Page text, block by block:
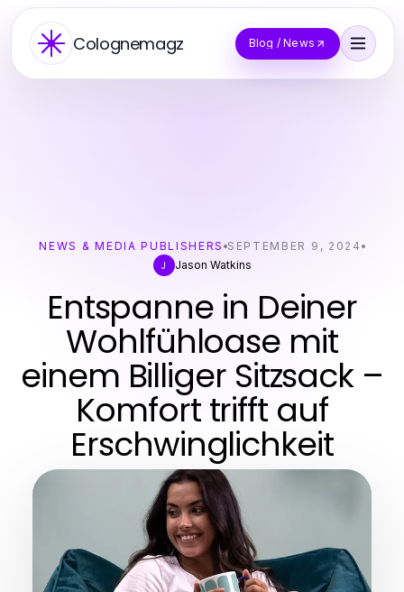
Colognemagz Blog / News
NEWS & MEDIA PUBLISHERS SEPTEMBER 9, 2024
J
Jason Watkins
Entspanne in Deiner
Wohlfühloase mit
einem Billiger Sitzsack –
Komfort trifft auf
Erschwinglichkeit